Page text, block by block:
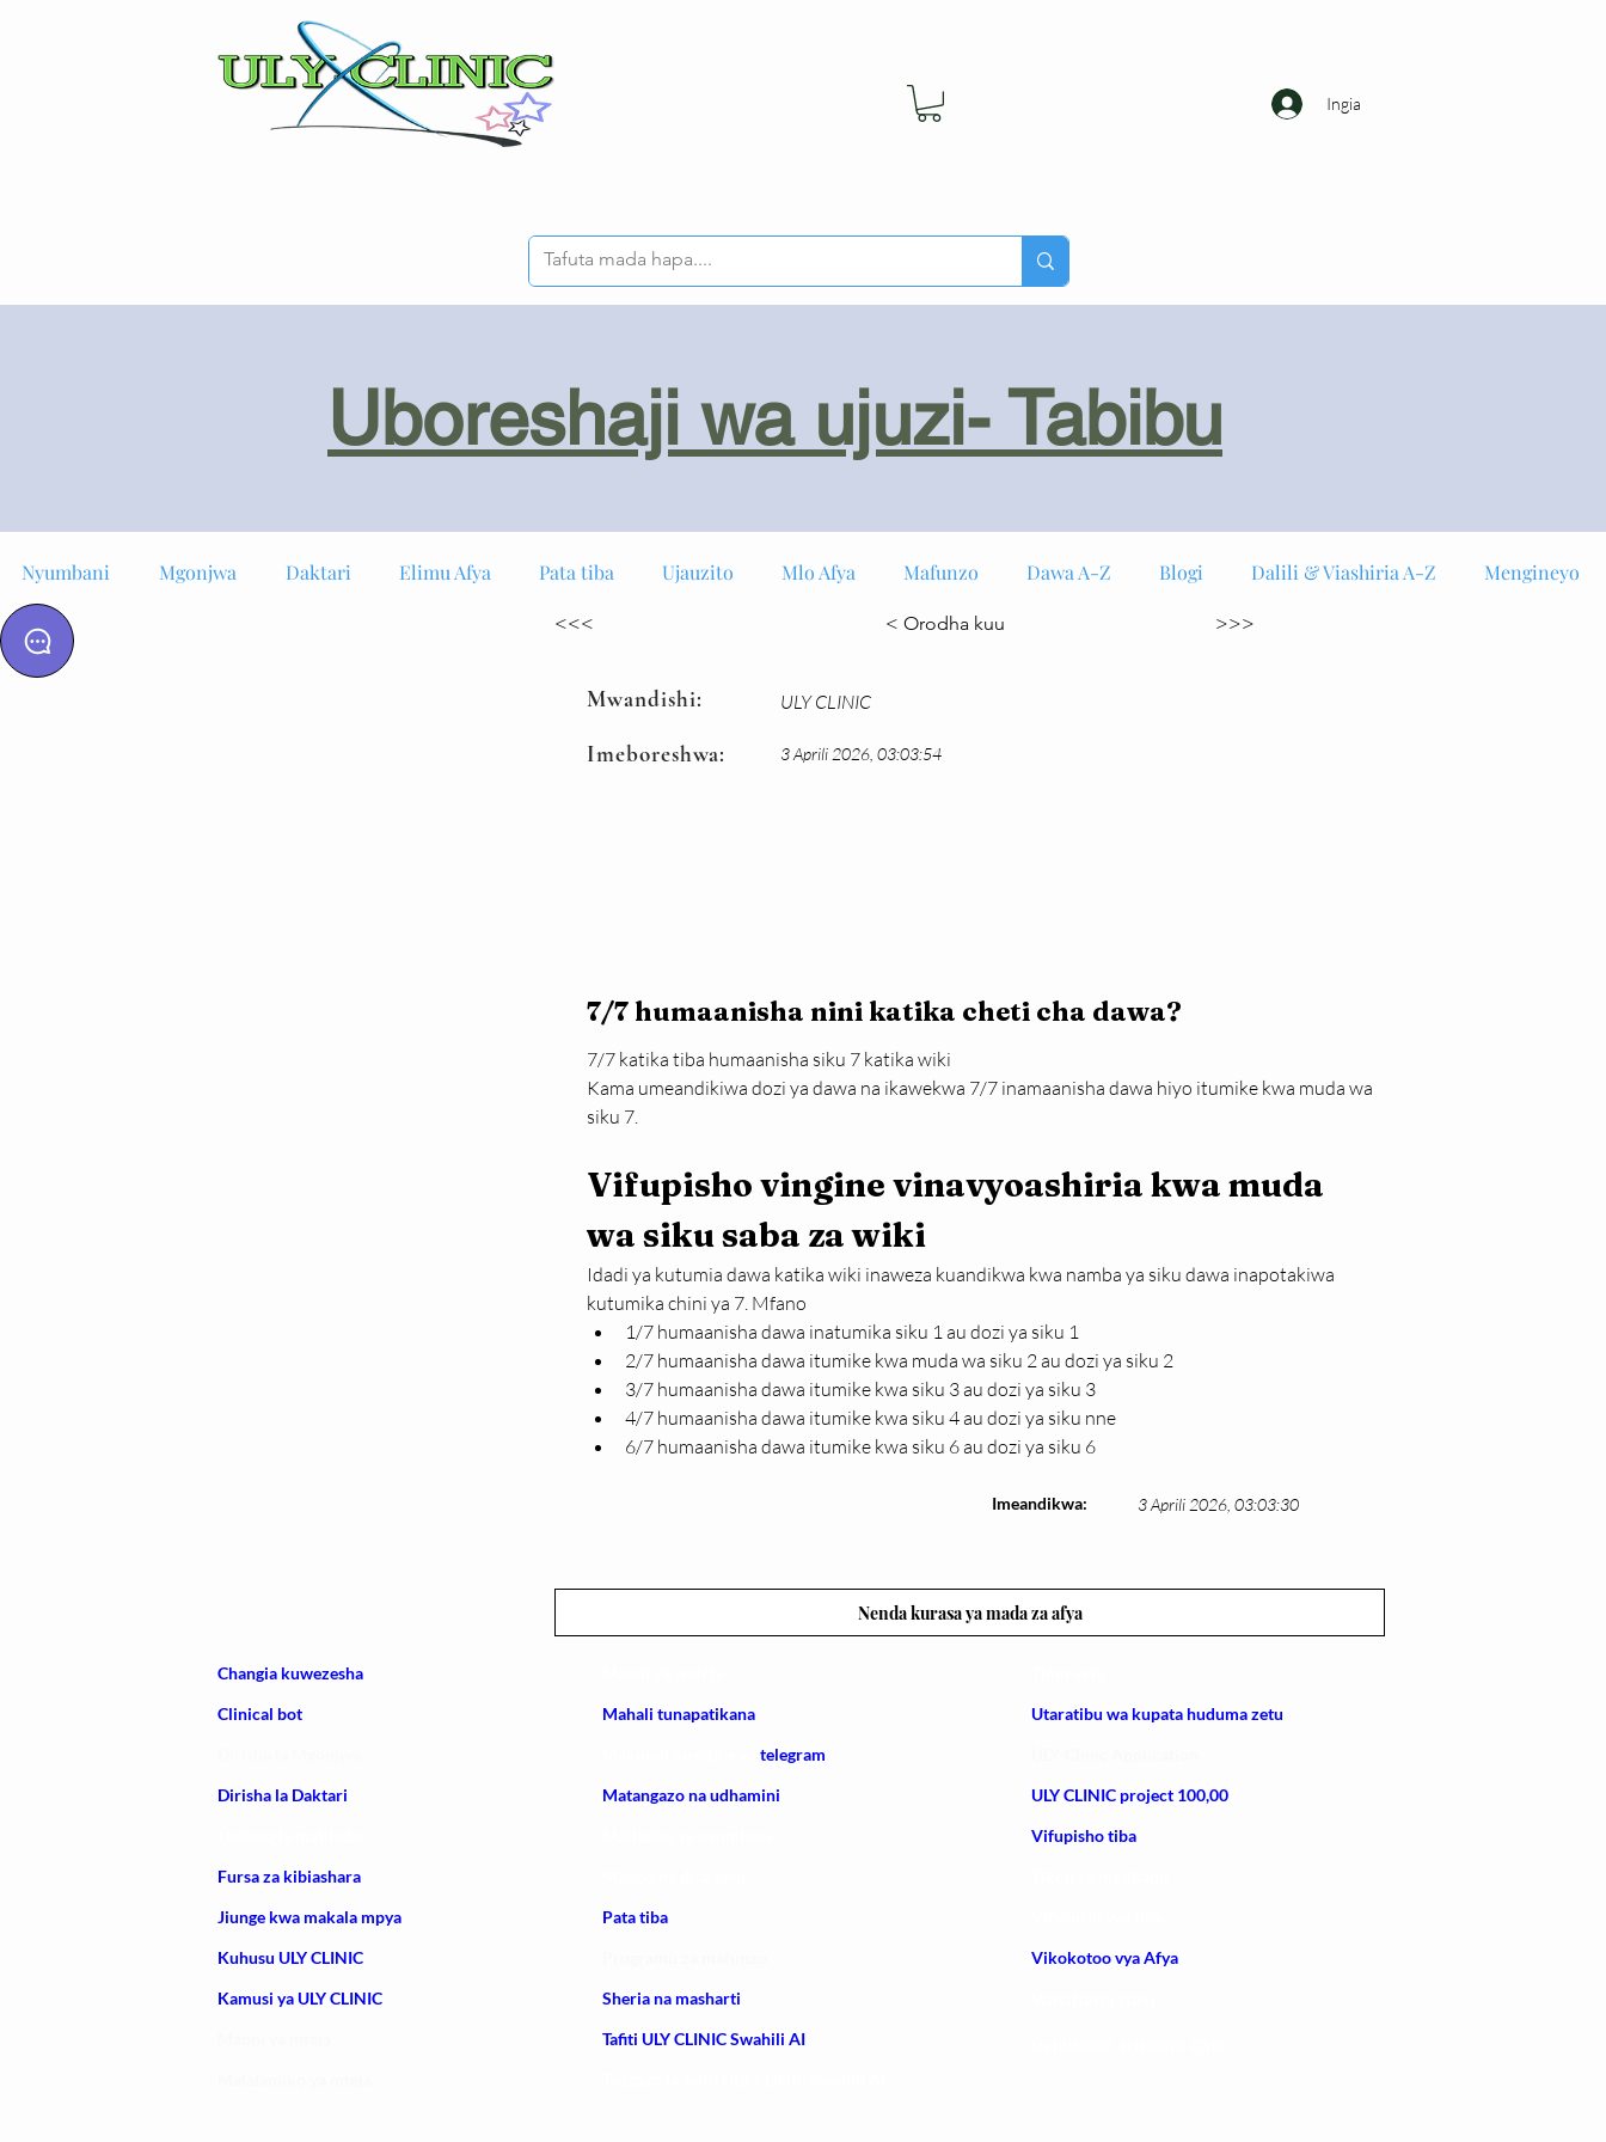
Ingia
Uboreshaji wa ujuzi- Tabibu
Nyumbani Mgonjwa Daktari Elimu Afya Pata tiba Ujauzito Mlo Afya Mafunzo Dawa A-Z Blogi Dalili & Viashiria A-Z Mengineyo
<<<
Mwandishi:
Imeboreshwa:
< Orodha kuu >>>
ULY CLINIC
3 Aprili 2026, 03:03:54
7/7 humaanisha nini katika cheti cha dawa?
7/7 katika tiba humaanisha siku 7 katika wiki
Kama umeandikiwa dozi ya dawa na ikawekwa 7/7 inamaanisha dawa hiyo itumike kwa muda wa
siku 7.
Vifupisho vingine vinavyoashiria kwa muda
wa siku saba za wiki
Idadi ya kutumia dawa katika wiki inaweza kuandikwa kwa namba ya siku dawa inapotakiwa
kutumika chini ya 7. Mfano
1/7 humaanisha dawa inatumika siku 1 au dozi ya siku 1
2/7 humaanisha dawa itumike kwa muda wa siku 2 au dozi ya siku 2
3/7 humaanisha dawa itumike kwa siku 3 au dozi ya siku 3
4/7 humaanisha dawa itumike kwa siku 4 au dozi ya siku nne
6/7 humaanisha dawa itumike kwa siku 6 au dozi ya siku 6
Imeandikwa: 3 Aprili 2026, 03:03:30
Nenda kurasa ya mada za afya
Changia kuwezesha
Clinical bot
Dirisha la Daktari
Fursa za kibiashara
Jiunge kwa makala mpya
Kuhusu ULY CLINIC
Kamusi ya ULY CLINIC
Mahali tunapatikana
telegram
Matangazo na udhamini
Pata tiba
Sheria na masharti
Tafiti ULY CLINIC Swahili AI
Utaratibu wa kupata huduma zetu
ULY CLINIC project 100,00
Vifupisho tiba
Vikokotoo vya Afya